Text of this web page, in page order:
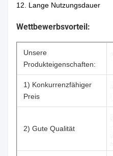
12. Lange Nutzungsdauer
Wettbewerbsvorteil:
Unsere
Produkteigenschaften:
1) Konkurrenzfähiger
Preis
2) Gute Qualität